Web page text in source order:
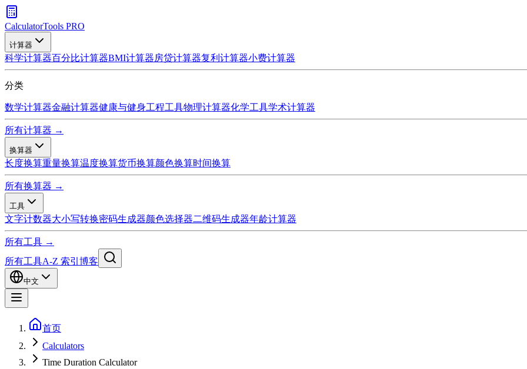
CalculatorTools PRO
计算器
科学计算器百分比计算器BMI计算器房贷计算器复利计算器小费计算器
分类
数学计算器金融计算器健康与健身工程工具物理计算器化学工具学术计算器
所有计算器 →
换算器
长度换算重量换算温度换算货币换算颜色换算时间换算
所有换算器 →
工具
文字计数器大小写转换密码生成器颜色选择器二维码生成器年龄计算器
所有工具 →
所有工具A-Z 索引 博客
中文
首页
Calculators
Time Duration Calculator